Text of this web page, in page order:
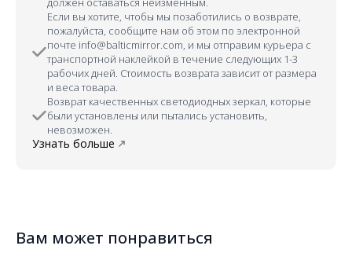
Если вы хотите, чтобы мы позаботились о возврате,
пожалуйста, сообщите нам об этом по электронной
почте info@balticmirror.com, и мы отправим курьера с
транспортной наклейкой в течение следующих 1-3
рабочих дней. Стоимость возврата зависит от размера
и веса товара.
Возврат качественных светодиодных зеркал, которые
были установлены или пытались установить,
невозможен.
Узнать больше
Вам может понравиться